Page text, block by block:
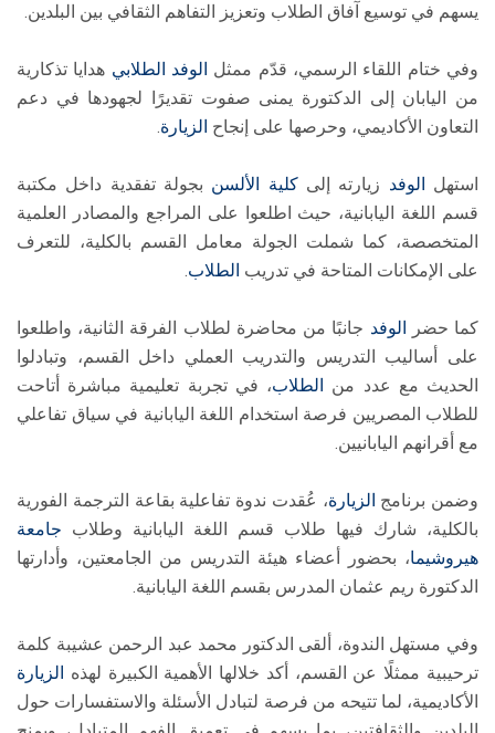
يسهم في توسيع آفاق الطلاب وتعزيز التفاهم الثقافي بين البلدين.
وفي ختام اللقاء الرسمي، قدّم ممثل الوفد الطلابي هدايا تذكارية
من اليابان إلى الدكتورة يمنى صفوت تقديرًا لجهودها في دعم
التعاون الأكاديمي، وحرصها على إنجاح الزيارة.
استهل الوفد زيارته إلىكلية الألسن بجولة تفقدية داخل مكتبة
قسم اللغة اليابانية، حيث اطلعوا على المراجع والمصادر العلمية
المتخصصة، كما شملت الجولة معامل القسم بالكلية، للتعرف
على الإمكانات المتاحة في تدريب الطلاب.
كما حضر الوفد جانبًا من محاضرة لطلاب الفرقة الثانية، واطلعوا
على أساليب التدريس والتدريب العملي داخل القسم، وتبادلوا
الحديث مع عدد من الطلاب، في تجربة تعليمية مباشرة أتاحت
للطلاب المصريين فرصة استخدام اللغة اليابانية في سياق تفاعلي
مع أقرانهم اليابانيين.
وضمن برنامج الزيارة، عُقدت ندوة تفاعلية بقاعة الترجمة الفورية
بالكلية، شارك فيها طلاب قسم اللغة اليابانية وطلاب جامعة
هيروشيما، بحضور أعضاء هيئة التدريس من الجامعتين، وأدارتها
الدكتورة ريم عثمان المدرس بقسم اللغة اليابانية.
وفي مستهل الندوة، ألقى الدكتور محمد عبد الرحمن عشيبة كلمة
ترحيبية ممثلًا عن القسم، أكد خلالها الأهمية الكبيرة لهذه
الزيارة
الأكاديمية، لما تتيحه من فرصة لتبادل الأسئلة والاستفسارات حول